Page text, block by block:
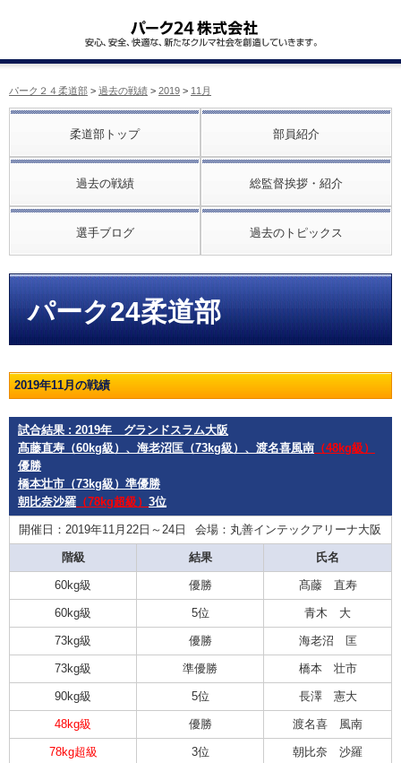
パーク２４柔道部 > 過去の戦績 > 2019 > 11月
柔道部トップ 部員紹介
過去の戦績 総監督挨拶・紹介
選手ブログ 過去のトピックス
パーク24柔道部
2019年11月の戦績
試合結果 : 2019年 グランドスラム大阪
髙藤直寿（60kg級）、海老沼匡（73kg級）、渡名喜風南 （48kg級）
優勝
橋本壮市（73kg級）準優勝
朝比奈沙羅 （78kg超級） 3位
開催日：2019年11月22日～24日 会場：丸善インテックアリーナ大阪
階級 結果 氏名
60kg級 優勝 髙藤 直寿
60kg級 5位 青木 大
73kg級 優勝 海老沼 匡
73kg級 準優勝 橋本 壮市
90kg級 5位 長澤 憲大
48kg級 優勝 渡名喜 風南
78kg超級 3位 朝比奈 沙羅